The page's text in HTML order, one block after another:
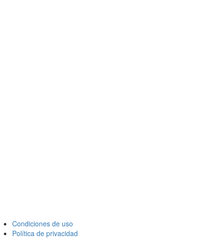
Condiciones de uso
Política de privacidad